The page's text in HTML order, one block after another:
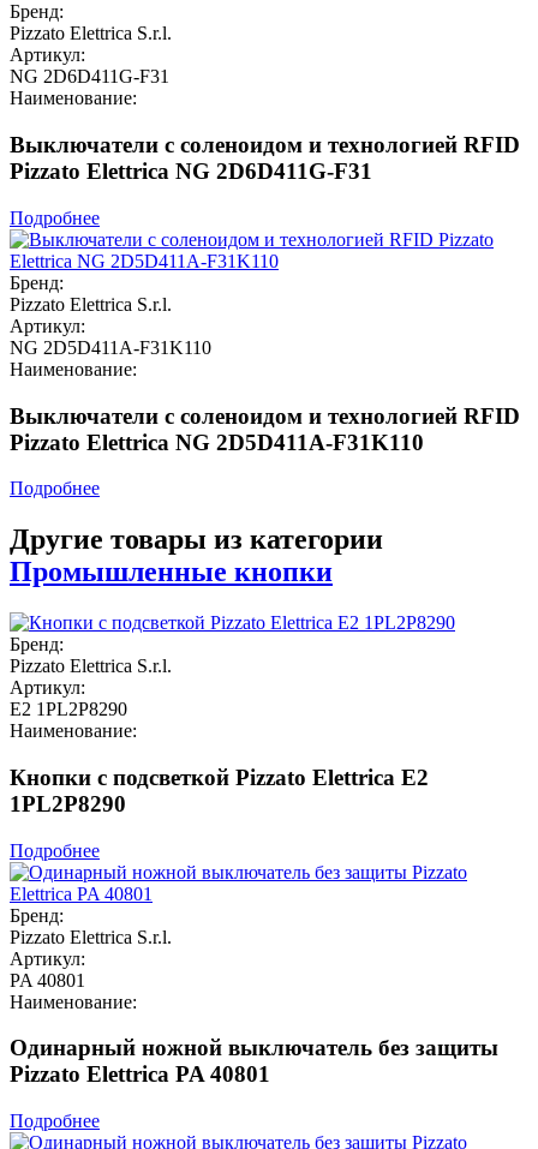
Бренд:
Pizzato Elettrica S.r.l.
Артикул:
NG 2D6D411G-F31
Наименование:
Выключатели с соленоидом и технологией RFID
Pizzato Elettrica NG 2D6D411G-F31
Подробнее
Бренд:
Pizzato Elettrica S.r.l.
Артикул:
NG 2D5D411A-F31K110
Наименование:
Выключатели с соленоидом и технологией RFID
Pizzato Elettrica NG 2D5D411A-F31K110
Подробнее
Другие товары из категории
Промышленные кнопки
Бренд:
Pizzato Elettrica S.r.l.
Артикул:
E2 1PL2P8290
Наименование:
Кнопки с подсветкой Pizzato Elettrica E2
1PL2P8290
Подробнее
Бренд:
Pizzato Elettrica S.r.l.
Артикул:
PA 40801
Наименование:
Одинарный ножной выключатель без защиты
Pizzato Elettrica PA 40801
Подробнее